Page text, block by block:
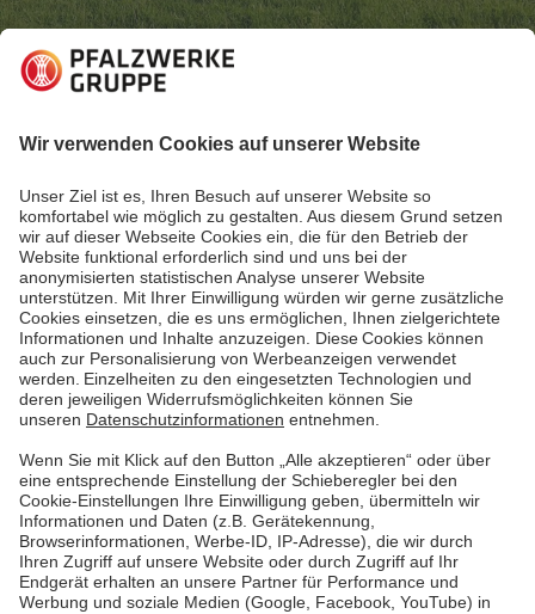
05.10.2022
Einblicke in Nachhaltigkeitsthemen
Hochspannungstrasse in Vinningen: Ein Projekt
der Superlative
17 Monate arbeiteten 60 Arbeiter*innen daran, die elf
Kilometer lange Trasse zwischen Vinningen und
Pirmasens komplett unterirdisch zu verlegen.
Handgranaten waren dabei nur eine der
Herausforderungen.
Mehr lesen
Mehr lesen
Pfalzwerke